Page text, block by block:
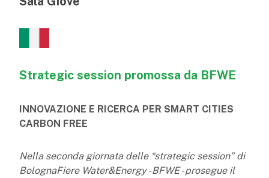
Strategic session promossa da BFWE
INNOVAZIONE E RICERCA PER SMART CITIES
CARBON FREE
Nella seconda giornata delle “strategic session” di
BolognaFiere Water&Energy - BFWE - prosegue il